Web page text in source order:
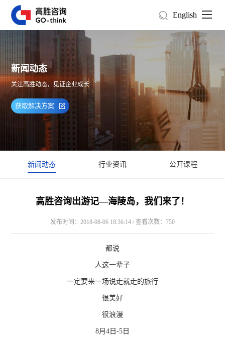
English
新闻动态
关注高胜动态，见证企业成长
获取解决方案
新闻动态 行业资讯 公开课程
高胜咨询出游记—海陵岛，我们来了！
发布时间：2018-08-06 18:36:14 / 查看次数：750
都说
人这一辈子
一定要来一场说走就走的旅行
很美好
很浪漫
8月4日-5日